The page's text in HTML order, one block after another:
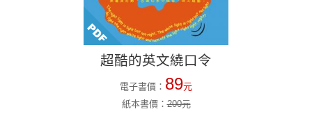
超酷的英文繞口令
電子書價： 89元
紙本書價：200元